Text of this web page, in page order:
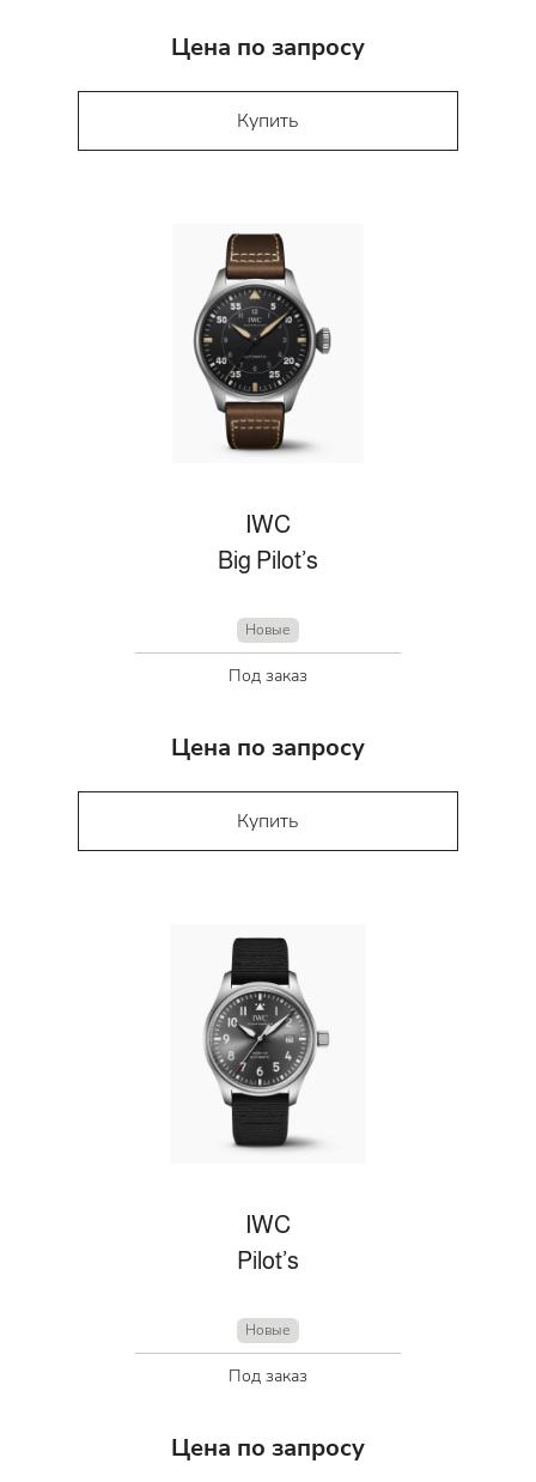
Цена по запросу
Купить
IWC
Big Pilot’s
Новые
Под заказ
Цена по запросу
Купить
IWC
Pilot’s
Новые
Под заказ
Цена по запросу